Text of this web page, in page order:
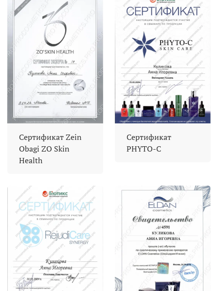
Сертификат Zein
Obagi ZO Skin
Health
Сертификат
PHYTO-C